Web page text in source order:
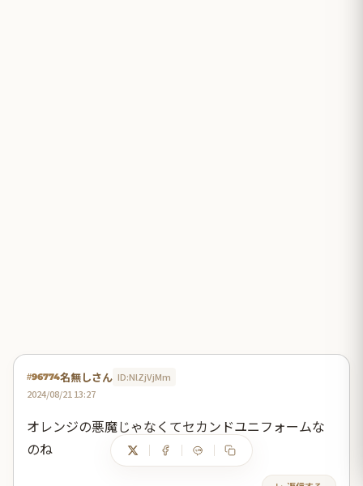
#96774名無しさん ID:NlZjVjMm
2024/08/21 13:27
オレンジの悪魔じゃなくてセカンドユニフォームな
のね